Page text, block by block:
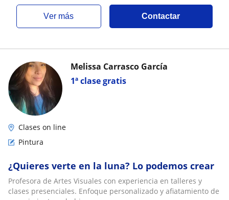
ver más Contactar
1ª clase gratis
Melissa Carrasco García
Clases on line
Pintura
¿Quieres verte en la luna? Lo podemos crear
Profesora de Artes Visuales con experiencia en talleres y
clases presenciales. Enfoque personalizado y afiatamiento de